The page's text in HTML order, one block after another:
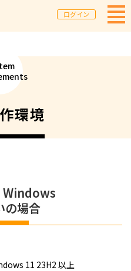
ログイン
環境
の場合
11 23H2 以上